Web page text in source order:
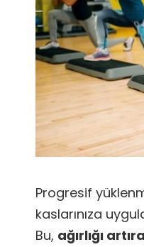
Progresif
kaslarınıza
Bu, ağırlığı